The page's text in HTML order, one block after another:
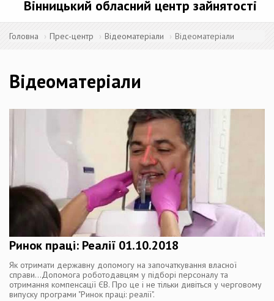
Вінницький обласний центр зайнятості
Головна Прес-центр Відеоматеріали Відеоматеріали
Відеоматеріали
Ринок праці: Реалії 01.10.2018
Як отримати державну допомогу на започаткування власної
справи...Допомога роботодавцям у підборі персоналу та
отримання компенсації ЄВ. Про це і не тільки дивіться у черговому
випуску програми "Ринок праці: реалії".